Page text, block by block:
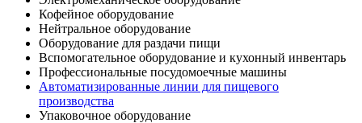
Кофейное оборудование
Нейтральное оборудование
Оборудование для раздачи пищи
Вспомогательное оборудование и кухонный инвентарь
Профессиональные посудомоечные машины
Автоматизированные линии для пищевого
производства
Упаковочное оборудование